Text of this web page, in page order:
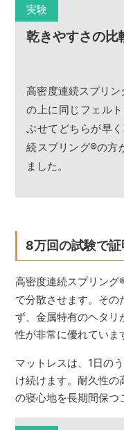
実験
乾きやすさの比
高密度連続スプリン
の上に同じフェル
ぶせてどちらが早
続スプリング®の方
ました。
8万回の試験で
高密度連続スプリング
で分散させます。その
ず、金属特有のヘタリ
性が非常に優れていま
マットレスは、1日の
け続けます。耐久性の
の寝心地を長期間保つ